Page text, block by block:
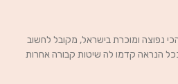
נפוצה ומוכרת בישראל, מקובל לחשוב
הנראה קדמו לה שיטות קבורה אחרות